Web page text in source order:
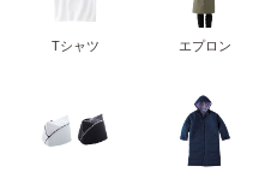
Tシャツ エプロン